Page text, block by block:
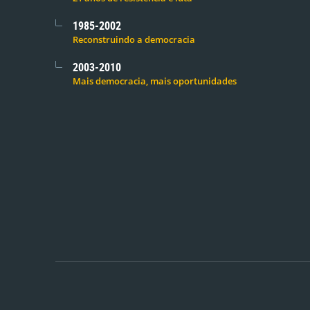
1985-2002
Reconstruindo a democracia
2003-2010
Mais democracia, mais oportunidades